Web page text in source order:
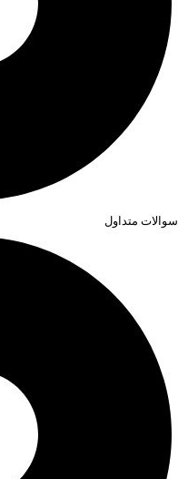
سوالات متداول